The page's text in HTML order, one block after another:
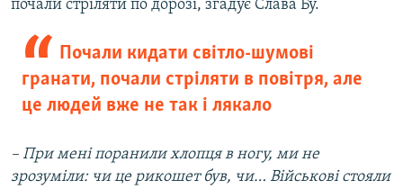
почали стріляти по дорозі, згадує Слава Бу.
Почали кидати світло-шумові
гранати, почали стріляти в повітря, але
це людей вже не так і лякало
– При мені поранили хлопця в ногу, ми не
зрозуміли: чи це рикошет був, чи… Військові стояли